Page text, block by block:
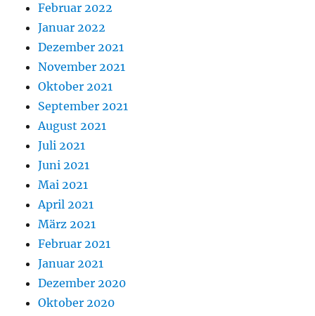
Februar 2022
Januar 2022
Dezember 2021
November 2021
Oktober 2021
September 2021
August 2021
Juli 2021
Juni 2021
Mai 2021
April 2021
März 2021
Februar 2021
Januar 2021
Dezember 2020
Oktober 2020